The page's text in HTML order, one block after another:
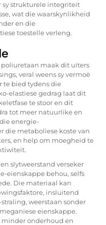
sy strukturele integriteit
wat die waarskynlikheid
en die
toestelle verleng.
maak dit uiters
veral weens sy vermoë
te bied tydens die
elastiese gedrag laat dit
te stoor en dit
tot meer natuurlike en
energie-
die metaboliese koste van
en help om moegheid te
slytweerstand verseker
eienskappe behou, selfs
Die materiaal kan
insluitend
weerstaan sonder
eienskappe.
onderhoud en